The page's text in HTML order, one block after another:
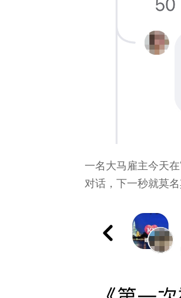
一名大马雇主今天
对话，下一秒就莫名